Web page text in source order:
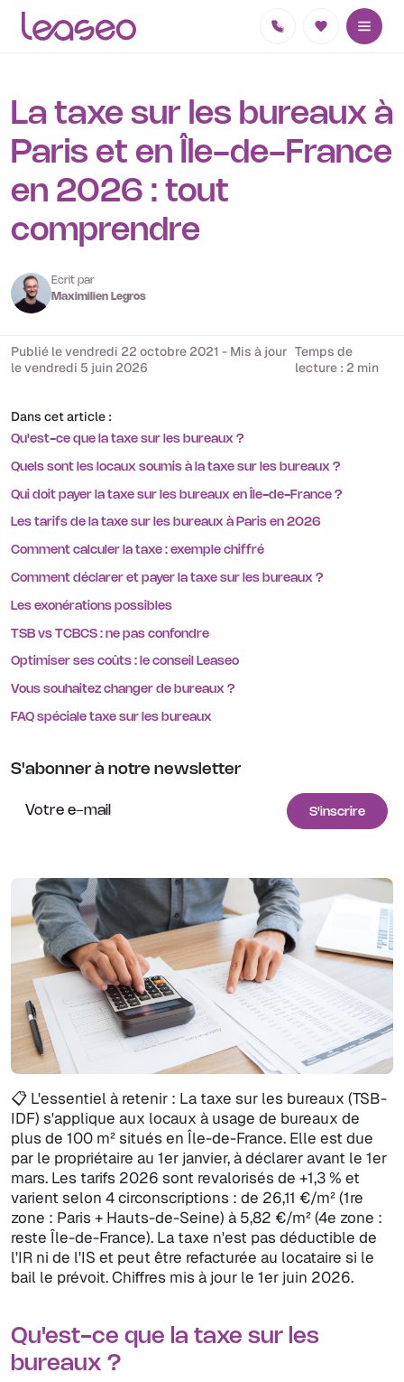
La taxe sur les bureaux à
Paris et en Île-de-France
en 2026 : tout
comprendre
Ecrit par
Maximilien Legros
Publié le vendredi 22 octobre 2021 - Mis à jour
le vendredi 5 juin 2026
Temps de
lecture : 2 min
📋 L'essentiel à retenir : La taxe sur les bureaux (TSB-
IDF) s'applique aux locaux à usage de bureaux de
plus de 100 m² situés en Île-de-France. Elle est due
par le propriétaire au 1er janvier, à déclarer avant le 1er
mars. Les tarifs 2026 sont revalorisés de +1,3 % et
varient selon 4 circonscriptions : de 26,11 €/m² (1re
zone : Paris + Hauts-de-Seine) à 5,82 €/m² (4e zone :
reste Île-de-France). La taxe n'est pas déductible de
l'IR ni de l'IS et peut être refacturée au locataire si le
bail le prévoit. Chiffres mis à jour le 1er juin 2026.
Qu'est-ce que la taxe sur les
bureaux ?
Dans cet article :
Qu'est-ce que la taxe sur les bureaux ?
Quels sont les locaux soumis à la taxe sur les bureaux ?
Qui doit payer la taxe sur les bureaux en Île-de-France ?
Les tarifs de la taxe sur les bureaux à Paris en 2026
Comment calculer la taxe : exemple chiffré
Comment déclarer et payer la taxe sur les bureaux ?
Les exonérations possibles
TSB vs TCBCS : ne pas confondre
Optimiser ses coûts : le conseil Leaseo
Vous souhaitez changer de bureaux ?
FAQ spéciale taxe sur les bureaux
S'abonner à notre newsletter